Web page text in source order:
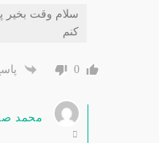
سلام وقت بخیر
کنم
0
محمد